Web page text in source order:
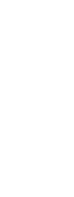
sozialen
erhalten